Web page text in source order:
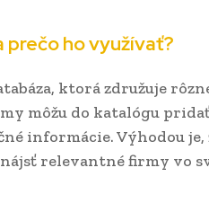
prečo ho využívať?
ktorá združuje
môžu do katalógu
informácie. Výhodou
relevantné firmy vo